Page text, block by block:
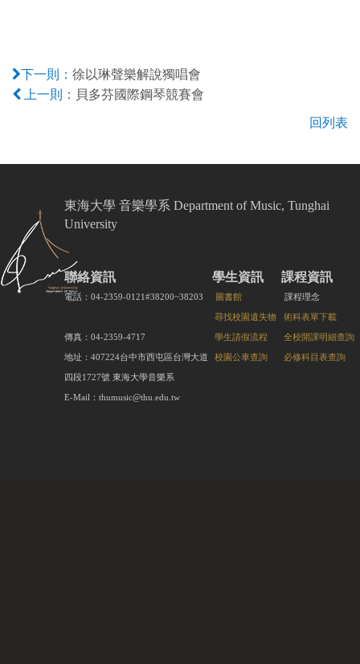
下一則： 徐以琳聲樂解說獨唱會
上一則：
貝多芬國際鋼琴競賽會
回列表
東海大學 音樂學系 Department of Music, Tunghai
University
聯絡資訊
電話：04-2359-0121#38200~38203
傳真：04-2359-4717
地址：407224台中市西屯區台灣大道
四段1727號 東海大學音樂系
E-Mail：thumusic@thu.edu.tw
學生資訊
圖書館
尋找校園遺失物
學生請假流程
校園公車查詢
課程資訊
課程理念
術科表單下載
全校開課明細查詢
必修科目表查詢